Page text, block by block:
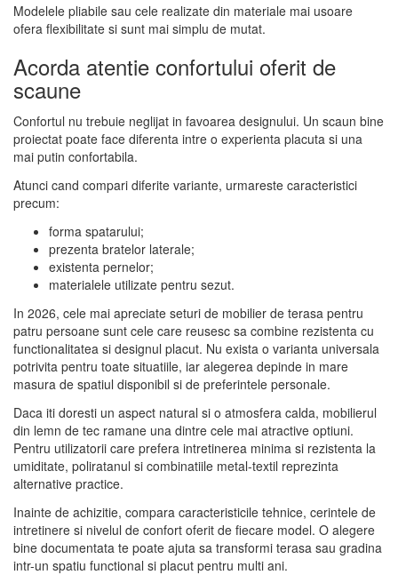
Modelele pliabile sau cele realizate din materiale mai usoare
ofera flexibilitate si sunt mai simplu de mutat.
Acorda atentie confortului oferit de
scaune
Confortul nu trebuie neglijat in favoarea designului. Un scaun bine
proiectat poate face diferenta intre o experienta placuta si una
mai putin confortabila.
Atunci cand compari diferite variante, urmareste caracteristici
precum:
forma spatarului;
prezenta bratelor laterale;
existenta pernelor;
materialele utilizate pentru sezut.
In 2026, cele mai apreciate seturi de mobilier de terasa pentru
patru persoane sunt cele care reusesc sa combine rezistenta cu
functionalitatea si designul placut. Nu exista o varianta universala
potrivita pentru toate situatiile, iar alegerea depinde in mare
masura de spatiul disponibil si de preferintele personale.
Daca iti doresti un aspect natural si o atmosfera calda, mobilierul
din lemn de tec ramane una dintre cele mai atractive optiuni.
Pentru utilizatorii care prefera intretinerea minima si rezistenta la
umiditate, poliratanul si combinatiile metal-textil reprezinta
alternative practice.
Inainte de achizitie, compara caracteristicile tehnice, cerintele de
intretinere si nivelul de confort oferit de fiecare model. O alegere
bine documentata te poate ajuta sa transformi terasa sau gradina
intr-un spatiu functional si placut pentru multi ani.